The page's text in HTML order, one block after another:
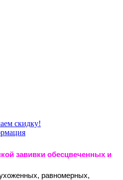
скидку!
завивки обесцвеченных и
равномерных,